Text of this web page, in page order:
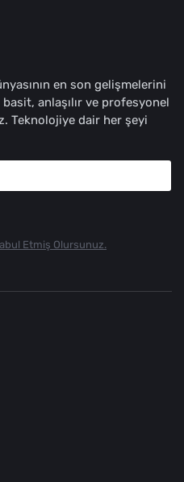
en son gelişmelerini
anlaşılır ve profesyonel
Teknolojiye dair her şeyi
Etmiş Olursunuz.